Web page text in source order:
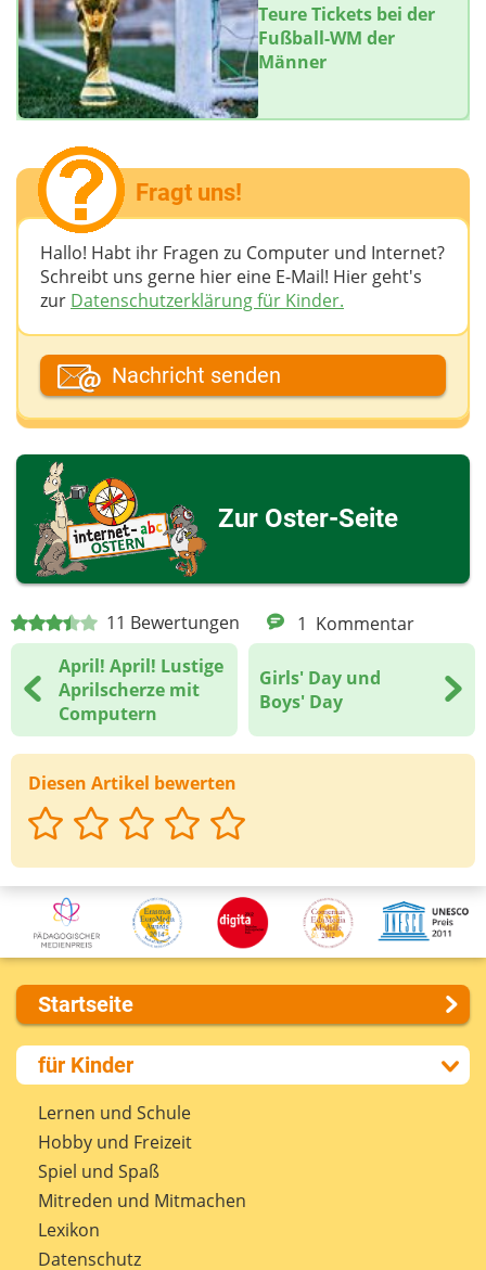
11 Bewertungen 1 Kommentar
April! April! Lustige
Aprilscherze mit
Computern
Girls' Day und
Boys' Day
Diesen Artikel bewerten
Teure Tickets bei der
Fußball-WM der
Männer
Fragt uns!
Hallo! Habt ihr Fragen zu Computer und Internet?
Schreibt uns gerne hier eine E-Mail! Hier geht's
zur Datenschutzerklärung für Kinder.
Dein Fantasiename
Deine E-Mail-Adresse (wenn du eine Antwort
möchtest)
Deine Nachricht
Nachricht senden
Zur Oster-Seite
Startseite
Über uns
Presse
Kontakt
Impressum
Internet-ABC Sitemap
Barrierefreiheit
Länderprojekte
für Kinder
Lernen und Schule
Hobby und Freizeit
Spiel und Spaß
Mitreden und Mitmachen
Lexikon
Datenschutz